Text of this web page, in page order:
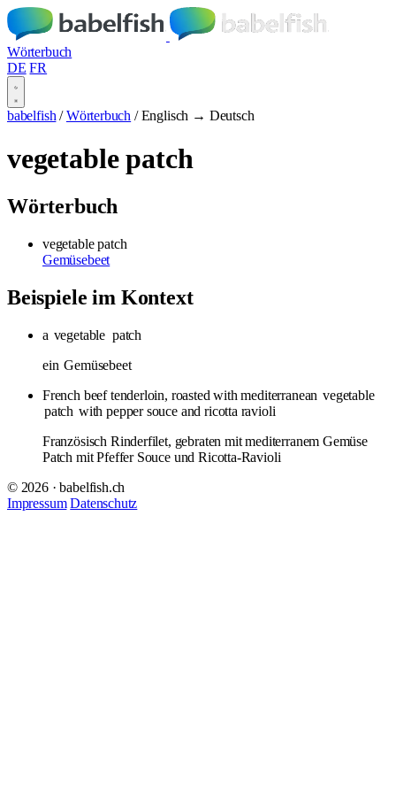
Wörterbuch
DE FR
babelfish / Wörterbuch / Englisch → Deutsch
vegetable patch
Wörterbuch
vegetable patch
Gemüsebeet
Beispiele im Kontext
a vegetable patch
ein Gemüsebeet
French beef tenderloin, roasted with mediterranean vegetable
patch with pepper souce and ricotta ravioli
Französisch Rinderfilet, gebraten mit mediterranem Gemüse
Patch mit Pfeffer Souce und Ricotta-Ravioli
© 2026 · babelfish.ch
Impressum Datenschutz